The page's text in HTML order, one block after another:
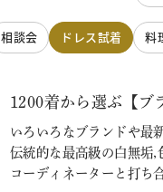
相談会 ドレス試着 料
1200着から選ぶ【ブ
いろいろなブランドや最
伝統的な最高級の白無垢,
コーディネーターと打ち